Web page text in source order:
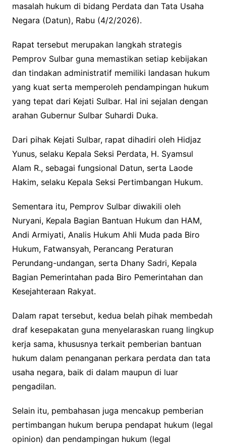
masalah hukum di bidang Perdata dan Tata Usaha
Negara (Datun), Rabu (4/2/2026).
Rapat tersebut merupakan langkah strategis
Pemprov Sulbar guna memastikan setiap kebijakan
dan tindakan administratif memiliki landasan hukum
yang kuat serta memperoleh pendampingan hukum
yang tepat dari Kejati Sulbar. Hal ini sejalan dengan
arahan Gubernur Sulbar Suhardi Duka.
Dari pihak Kejati Sulbar, rapat dihadiri oleh Hidjaz
Yunus, selaku Kepala Seksi Perdata, H. Syamsul
Alam R., sebagai fungsional Datun, serta Laode
Hakim, selaku Kepala Seksi Pertimbangan Hukum.
Sementara itu, Pemprov Sulbar diwakili oleh
Nuryani, Kepala Bagian Bantuan Hukum dan HAM,
Andi Armiyati, Analis Hukum Ahli Muda pada Biro
Hukum, Fatwansyah, Perancang Peraturan
Perundang-undangan, serta Dhany Sadri, Kepala
Bagian Pemerintahan pada Biro Pemerintahan dan
Kesejahteraan Rakyat.
Dalam rapat tersebut, kedua belah pihak membedah
draf kesepakatan guna menyelaraskan ruang lingkup
kerja sama, khususnya terkait pemberian bantuan
hukum dalam penanganan perkara perdata dan tata
usaha negara, baik di dalam maupun di luar
pengadilan.
Selain itu, pembahasan juga mencakup pemberian
pertimbangan hukum berupa pendapat hukum (legal
opinion) dan pendampingan hukum (legal